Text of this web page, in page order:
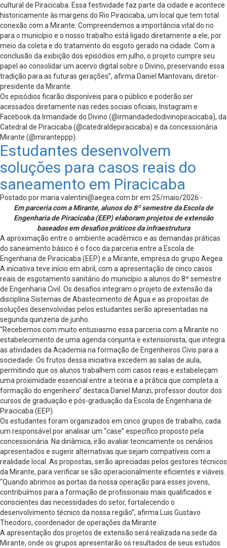
cultural de Piracicaba. Essa festividade faz parte da cidade e acontece
historicamente às margens do Rio Piracicaba, um local que tem total
conexão com a Mirante. Compreendemos a importância vital do rio
para o município e o nosso trabalho está ligado diretamente a ele, por
meio da coleta e do tratamento do esgoto gerado na cidade. Com a
conclusão da exibição dos episódios em julho, o projeto cumpre seu
papel ao consolidar um acervo digital sobre o Divino, preservando essa
tradição para as futuras gerações”, afirma Daniel Mantovani, diretor-
presidente da Mirante.
Os episódios ficarão disponíveis para o público e poderão ser
acessados diretamente nas redes sociais oficiais, Instagram e
Facebook da Irmandade do Divino (@irmandadedodivinopiracicaba), da
Catedral de Piracicaba (@catedraldepiracicaba) e da concessionária
Mirante (@miranteppp).
Estudantes desenvolvem
soluções para casos reais do
saneamento em Piracicaba
Postado pormaria.valentini@aegea.com.brem 25/maio/2026 -
Em parceria com a Mirante, alunos do 8º semestre da Escola de
Engenharia de Piracicaba (EEP) elaboram projetos de extensão
baseados em desafios práticos da infraestrutura
A aproximação entre o ambiente acadêmico e as demandas práticas
do saneamento básico é o foco da parceria entre a Escola de
Engenharia de Piracicaba (EEP) e a Mirante, empresa do grupo Aegea.
A iniciativa teve início em abril, com a apresentação de cinco casos
reais de esgotamento sanitário do município a alunos do 8º semestre
de Engenharia Civil. Os desafios integram o projeto de extensão da
disciplina Sistemas de Abastecimento de Água e as propostas de
soluções desenvolvidas pelos estudantes serão apresentadas na
segunda quinzena de junho.
“Recebemos com muito entusiasmo essa parceria com a Mirante no
estabelecimento de uma agenda conjunta e extensionista, que integra
as atividades da Academia na formação de Engenheiros Civis para a
sociedade. Os frutos dessa iniciativa excedem as salas de aula,
permitindo que os alunos trabalhem com casos reais e estabeleçam
uma proximidade essencial entre a teoria e a prática que completa a
formação do engenheiro” destaca Daniel Manzi, professor doutor dos
cursos de graduação e pós-graduação da Escola de Engenharia de
Piracicaba (EEP).
Os estudantes foram organizados em cinco grupos de trabalho, cada
um responsável por analisar um “case” específico proposto pela
concessionária. Na dinâmica, irão avaliar tecnicamente os cenários
apresentados e sugerir alternativas que sejam compatíveis com a
realidade local. As propostas, serão apreciadas pelos gestores técnicos
da Mirante, para verificar se são operacionalmente eficientes e viáveis.
“Quando abrimos as portas da nossa operação para esses jovens,
contribuímos para a formação de profissionais mais qualificados e
conscientes das necessidades do setor, fortalecendo o
desenvolvimento técnico da nossa região”, afirma Luis Gustavo
Theodoro, coordenador de operações da Mirante.
A apresentação dos projetos de extensão será realizada na sede da
Mirante, onde os grupos apresentarão os resultados de seus estudos